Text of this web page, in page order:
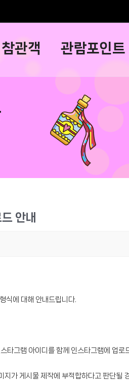
참관객 관람포인트
안내
식에 대해 안내드립니다.
타그램 아이디를 함께 인스타그램에 업로
가 게시물 제작에 부적합하다고 판단될